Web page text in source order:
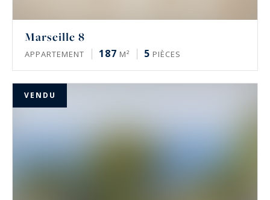
Marseille 8
APPARTEMENT 187 M² 5 PIÈCES
VENDU